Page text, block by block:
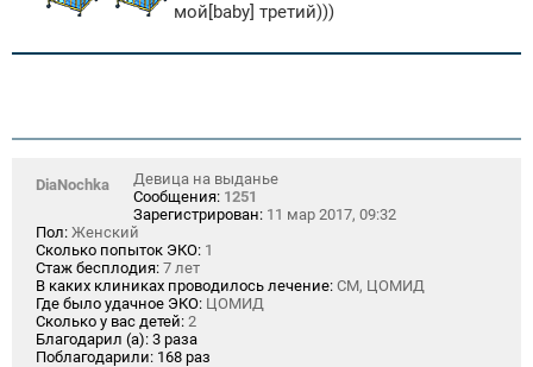
мой[baby] третий)))
DiaNochka
Девица на выданье
Сообщения: 1251
Зарегистрирован: 11 мар 2017, 09:32
Пол: Женский
Сколько попыток ЭКО: 1
Стаж бесплодия: 7 лет
В каких клиниках проводилось лечение: СМ, ЦОМИД
Где было удачное ЭКО: ЦОМИД
Сколько у вас детей: 2
Благодарил (а): 3 раза
Поблагодарили: 168 раз